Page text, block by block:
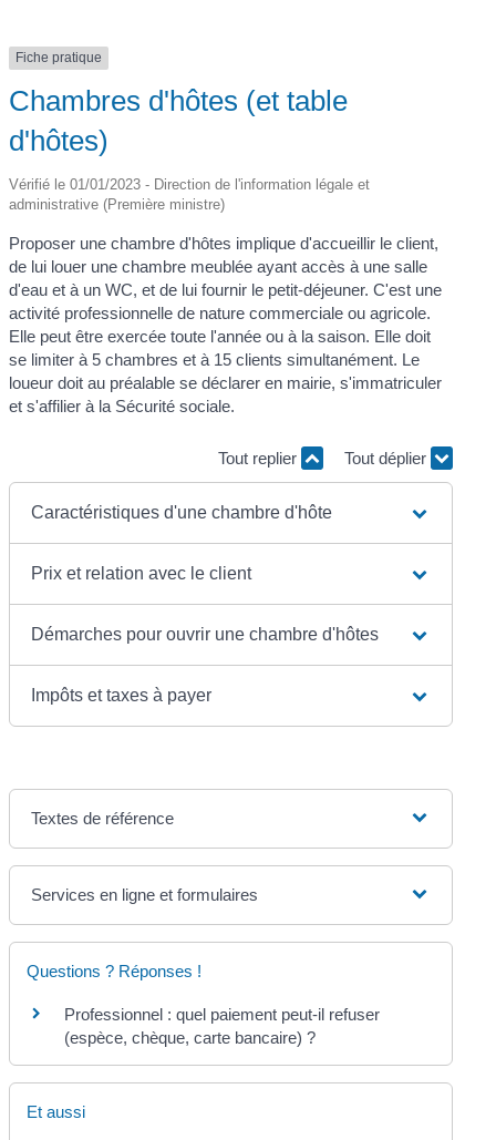
Fiche pratique
Chambres d'hôtes (et table
d'hôtes)
Vérifié le 01/01/2023 - Direction de l'information légale et
administrative (Première ministre)
Proposer une chambre d'hôtes implique d'accueillir le client,
de lui louer une chambre meublée ayant accès à une salle
d'eau et à un WC, et de lui fournir le petit-déjeuner. C'est une
activité professionnelle de nature commerciale ou agricole.
Elle peut être exercée toute l'année ou à la saison. Elle doit
se limiter à 5 chambres et à 15 clients simultanément. Le
loueur doit au préalable se déclarer en mairie, s'immatriculer
et s'affilier à la Sécurité sociale.
Tout replier Tout déplier
Caractéristiques d'une chambre d'hôte
Prix et relation avec le client
Démarches pour ouvrir une chambre d'hôtes
Impôts et taxes à payer
Textes de référence
Services en ligne et formulaires
Questions ? Réponses !
Professionnel : quel paiement peut-il refuser
(espèce, chèque, carte bancaire) ?
Et aussi